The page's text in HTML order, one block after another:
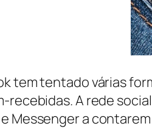
tem tentado várias
recebidas. A rede
Messenger a